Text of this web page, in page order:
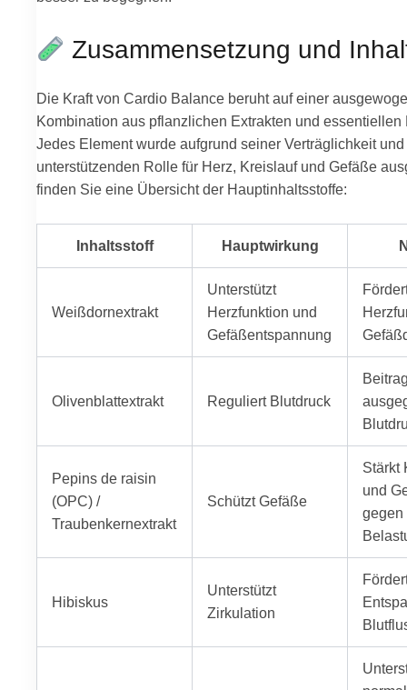
Zusammensetzung und
Die Kraft von Cardio Balance beruht auf einer
Kombination aus pflanzlichen Extrakten und essentiellen
Jedes Element wurde aufgrund seiner Verträglichkeit
unterstützenden Rolle für Herz, Kreislauf und Gefäße
finden Sie eine Übersicht der Hauptinhaltsstoffe:
Inhaltsstoff Hauptwirkung
Weißdornextrakt
Unterstützt
Herzfunktion und
Gefäßentspannung
Olivenblattextrakt Reguliert Blutdruck
Pepins de raisin
(OPC) /
Traubenkernextrakt
Schützt Gefäße
Stärkt
und
gegen
Hibiskus
Unterstützt
Zirkulation